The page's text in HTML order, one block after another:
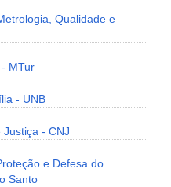
Qualidade e
MTur
- UNB
- CNJ
e Defesa do
Santo